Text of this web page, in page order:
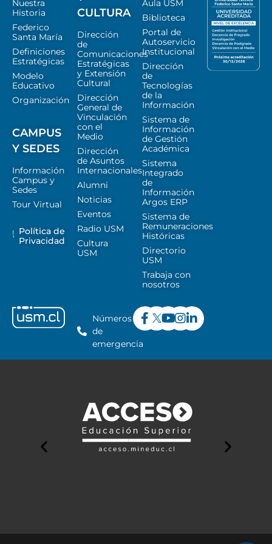
Nuestra
Historia
Federico
Santa María
Definiciones
Estratégicas
Modelo
Educativo
Organización
CAMPUS
Y SEDES
Información
Campus y
Sedes
Tour Virtual
Política de
Privacidad
CULTURA
Dirección
de
Comunicaciones
Estratégicas
y Extensión
Cultural
Dirección
General de
Vinculación
con el
Medio
Dirección
de Asuntos
Internacionales
Alumni
Noticias
Eventos
Radio USM
Cultura
USM
Aula USM
Biblioteca
Portal de
Autoservicio
Institucional
Dirección
de
Tecnologías
de la
Información
Sistema de
Información
de Gestión
Académica
Sistema
Integrado
de
Información
Argos ERP
Sistema de
Remuneraciones
Históricas
Directorio
USM
Trabaja con
nosotros
Números
de
emergencia